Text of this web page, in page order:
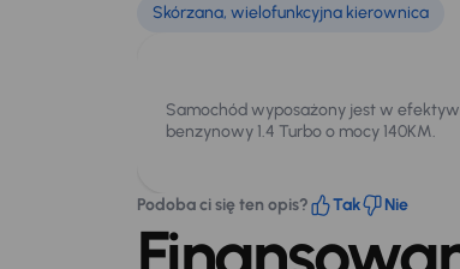
Skórzana, wielofunkcyjna kierownica
Samochód wyposażony jest w
benzynowy 1.4 Turbo o mocy 140KM.
Podoba ci się ten opis? Tak Nie